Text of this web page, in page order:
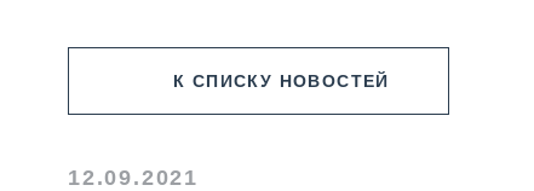
К СПИСКУ НОВОСТЕЙ
12.09.2021